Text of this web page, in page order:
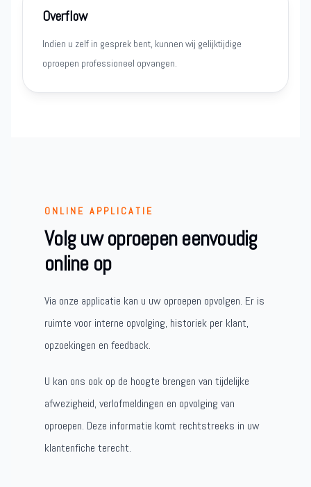
Overflow
Indien u zelf in gesprek bent, kunnen wij gelijktijdige
oproepen professioneel opvangen.
ONLINE APPLICATIE
Volg uw oproepen eenvoudig
online op
Via onze applicatie kan u uw oproepen opvolgen. Er is
ruimte voor interne opvolging, historiek per klant,
opzoekingen en feedback.
U kan ons ook op de hoogte brengen van tijdelijke
afwezigheid, verlofmeldingen en opvolging van
oproepen. Deze informatie komt rechtstreeks in uw
klantenfiche terecht.